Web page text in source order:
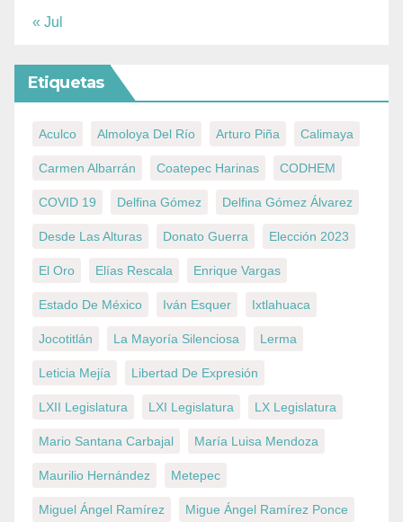
« Jul
Etiquetas
Aculco Almoloya Del Río Arturo Piña Calimaya
Carmen Albarrán Coatepec Harinas CODHEM
COVID 19 Delfina Gómez Delfina Gómez Álvarez
Desde Las Alturas Donato Guerra Elección 2023
El Oro Elías Rescala Enrique Vargas
Estado De México Iván Esquer Ixtlahuaca
Jocotitlán La Mayoría Silenciosa Lerma
Leticia Mejía Libertad De Expresión
LXII Legislatura LXI Legislatura LX Legislatura
Mario Santana Carbajal María Luisa Mendoza
Maurilio Hernández Metepec
Miguel Ángel Ramírez Migue Ángel Ramírez Ponce